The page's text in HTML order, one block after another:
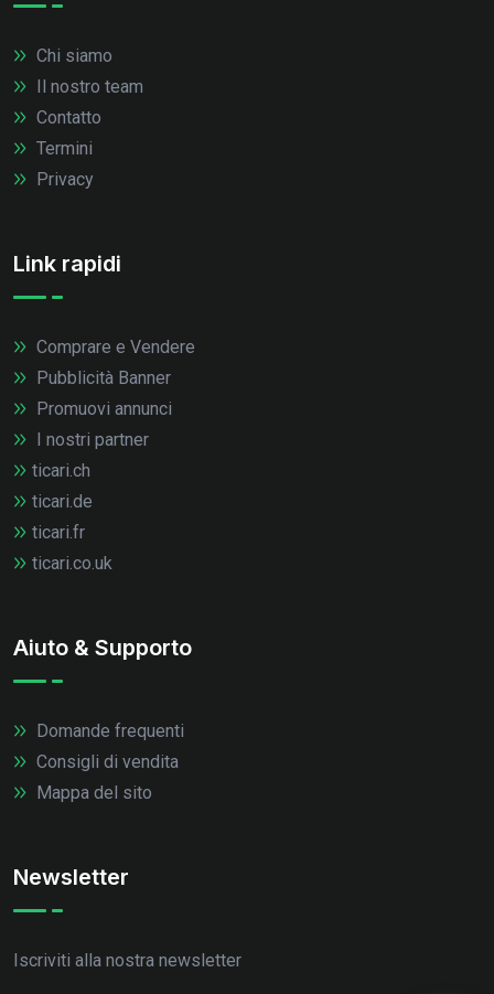
Chi siamo
Il nostro team
Contatto
Termini
Privacy
Link rapidi
Comprare e Vendere
Pubblicità Banner
Promuovi annunci
I nostri partner
ticari.ch
ticari.de
ticari.fr
ticari.co.uk
Aiuto & Supporto
Domande frequenti
Consigli di vendita
Mappa del sito
Newsletter
Iscriviti alla nostra newsletter